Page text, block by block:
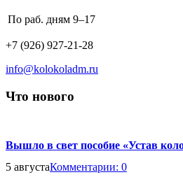
Business
hours:
По раб. дням 9–17
Phone
+7 (926) 927-21-28
Email
info@kolokoladm.ru
Что нового
Вышло в свет пособие «Устав
5 августаКомментарии: 0